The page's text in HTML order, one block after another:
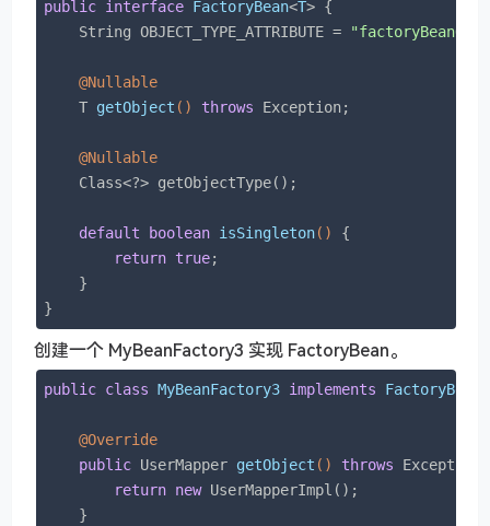
public interface FactoryBean<T> {
    String OBJECT_TYPE_ATTRIBUTE =
@Nullable
T getObject () throws Exception;
@Nullable
    Class<?> getObjectType();
default boolean isSingleton()
{
return true;
    }
}
创建一个 MyBeanFactory3 实现 FactoryBean。
public class MyBeanFactory3 implements FactoryBean
@Override
public UserMapper getObject () throws Exception
return new UserMapperImpl();
    }